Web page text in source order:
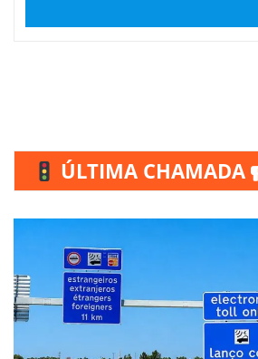
ÚLTIMA CHAMADA